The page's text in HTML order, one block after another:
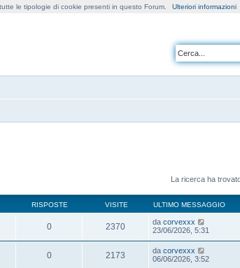
La ricerca ha
RISPOSTE VISITE ULTIMO MESSAGGIO
0 2370 da corvexxx
23/06/2026, 5:31
0 2173 da corvexxx
06/06/2026, 3:52
le tipologie di cookie presenti in questo Forum. Ulteriori informazioni